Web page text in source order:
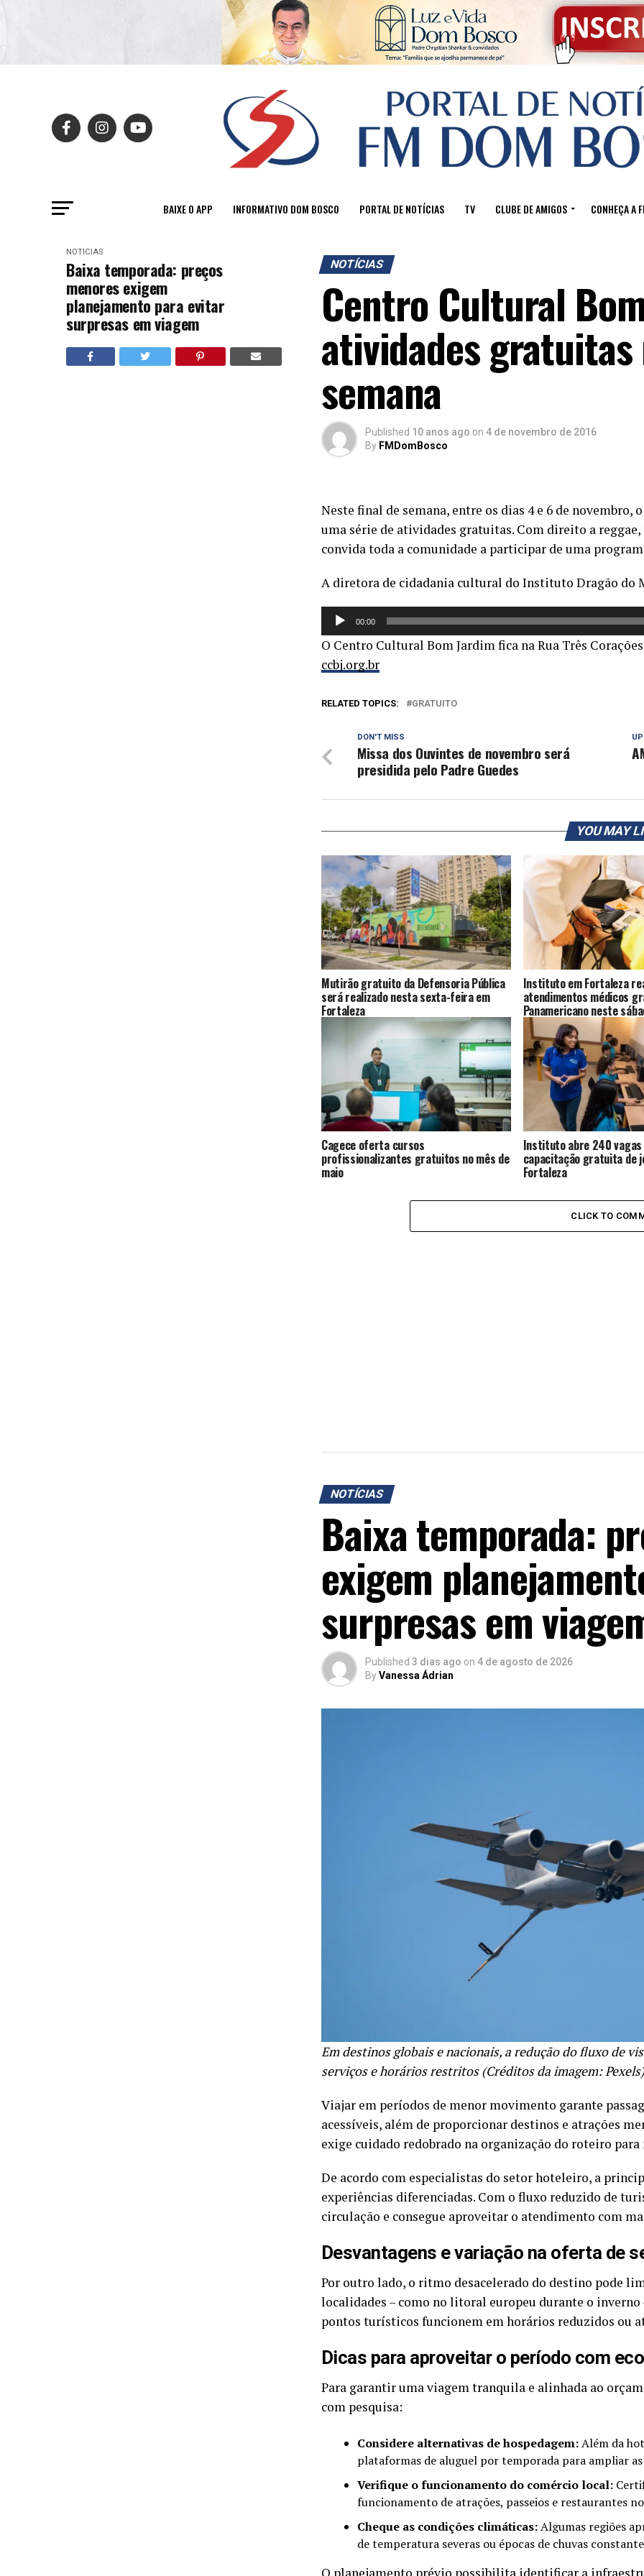
BAIXE O APP INFORMATIVO DOM BOSCO PORTAL DE NOTÍCIAS TV CLUBE DE AMIGOS CONHEÇA A
NOTÍCIAS
Baixa temporada: preços
menores exigem
planejamento para evitar
surpresas em viagem
NOTÍCIAS
Centro Cultural
atividades
semana
Published 10 anos ago on 4 de novembro de 2016
By FMDomBosco
Neste final de semana, entre os dias 4 e 6 de
uma série de atividades gratuitas. Com direito a reggae,
convida toda a comunidade a participar de uma
A diretora de cidadania cultural do Instituto Dragão do
Tocador
áudio
00:00
O Centro Cultural Bom Jardim fica na Rua Três
ccbj.org.br
RELATED TOPICS: GRATUITO
DON'T MISS
Missa dos Ouvintes de novembro será
presidida pelo Padre Guedes
YOU MAY
Mutirão gratuito da Defensoria Pública
será realizado nesta sexta-feira em
Fortaleza
Instituto em Fortaleza
atendimentos médicos
Panamericano neste
Cagece oferta cursos
profissionalizantes gratuitos no mês de
maio
Instituto abre 240
capacitação gratuita de
Fortaleza
CLICK TO
NOTÍCIAS
Baixa temporada:
exigem
surpresas em
Published 3 dias ago on 4 de agosto de 2026
ByVanessa Ádrian
Em destinos globais e nacionais, a redução do fluxo de
serviços e horários restritos (Créditos da imagem: Pexels)
Viajar em períodos de menor movimento garante
acessíveis, além de proporcionar destinos e atrações
exige cuidado redobrado na organização do roteiro
De acordo com especialistas do setor hoteleiro, a
experiências diferenciadas. Com o fluxo reduzido de
circulação e consegue aproveitar o atendimento com
Desvantagens e variação na oferta de
Por outro lado, o ritmo desacelerado do destino pode
localidades – como no litoral europeu durante o inverno
pontos turísticos funcionem em horários reduzidos ou
Dicas para aproveitar o período com
Para garantir uma viagem tranquila e alinhada ao
com pesquisa:
Considere alternativas de hospedagem:Além da
plataformas de aluguel por temporada para ampliar
Verifique o funcionamento do comércio local:
funcionamento de atrações, passeios e restaurantes
Cheque as condições climáticas:Algumas regiões
de temperatura severas ou épocas de chuvas